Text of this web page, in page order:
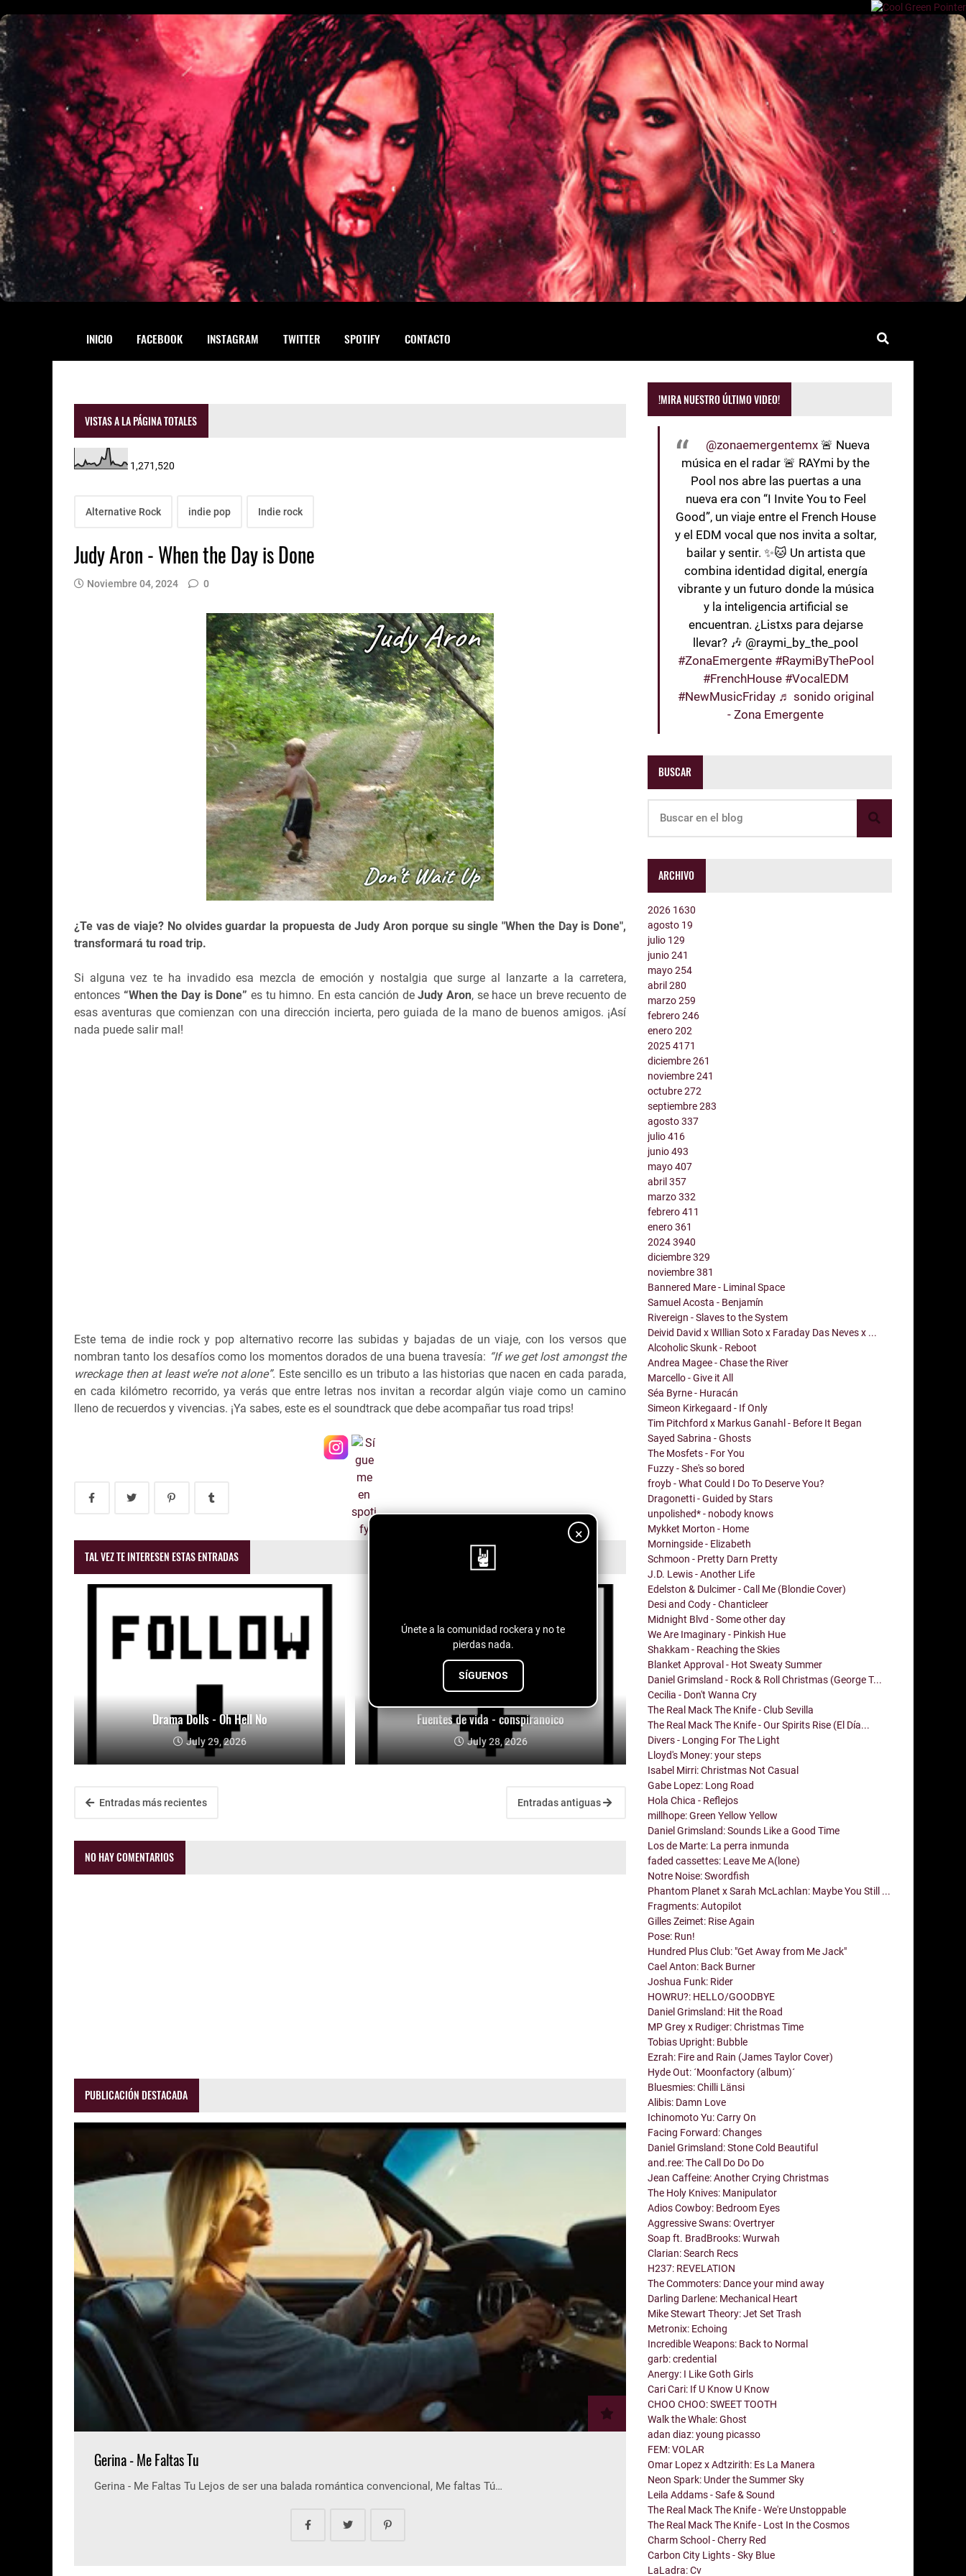
INICIO FACEBOOK INSTAGRAM TWITTER SPOTIFY CONTACTO
×
Únete a la comunidad rockera y no te
pierdas nada.
SÍGUENOS
VISTAS A LA PÁGINA TOTALES
1,271,520
Alternative Rock indie pop Indie rock
Judy Aron - When the Day is Done
Noviembre 04, 2024 0
¿Te vas de viaje? No olvides guardar la propuesta de Judy Aron porque su single "When the Day is Done",
transformará tu road trip.
Si alguna vez te ha invadido esa mezcla de emoción y nostalgia que surge al lanzarte a la carretera,
entonces “When the Day is Done” es tu himno. En esta canción deJudy Aron, se hace un breve recuento de
esas aventuras que comienzan con una dirección incierta, pero guiada de la mano de buenos amigos. ¡Así
nada puede salir mal!
Este tema de indie rock y pop alternativo recorre las subidas y bajadas de un viaje, con los versos que
nombran tanto los desafíos como los momentos dorados de una buena travesía: “If we get lost amongst the
wreckage then at least we’re not alone”. Este sencillo es un tributo a las historias que nacen en cada parada,
en cada kilómetro recorrido, ya verás que entre letras nos invitan a recordar algún viaje como un camino
lleno de recuerdos y vivencias. ¡Ya sabes, este es el soundtrack que debe acompañar tus road trips!
TAL VEZ TE INTERESEN ESTAS ENTRADAS
Drama Dolls - Oh Hell No
July 29, 2026
Fuentes de vida - conspiranoico
July 28, 2026
Entradas más recientes Entradas antiguas
NO HAY COMENTARIOS
PUBLICACIÓN DESTACADA
Gerina - Me Faltas Tu
Gerina - Me Faltas Tu Lejos de ser una balada romántica convencional, Me faltas Tú…
!MIRA NUESTRO ÚLTIMO VIDEO!
@zonaemergentemx 🚨 Nueva
música en el radar 🚨 RAYmi by the
Pool nos abre las puertas a una
nueva era con “I Invite You to Feel
Good”, un viaje entre el French House
y el EDM vocal que nos invita a soltar,
bailar y sentir. ✨🐱 Un artista que
combina identidad digital, energía
vibrante y un futuro donde la música
y la inteligencia artificial se
encuentran. ¿Listxs para dejarse
llevar? 🎶 @raymi_by_the_pool
#ZonaEmergente #RaymiByThePool
#FrenchHouse #VocalEDM
#NewMusicFriday ♬ sonido original
- Zona Emergente
BUSCAR
ARCHIVO
2026 1630
agosto 19
julio 129
junio241
mayo254
abril280
marzo259
febrero246
enero202
20254171
diciembre261
noviembre241
octubre272
septiembre283
agosto337
julio416
junio493
mayo407
abril357
marzo332
febrero411
enero361
20243940
diciembre329
noviembre381
Bannered Mare - Liminal Space
Samuel Acosta - Benjamín
Rivereign - Slaves to the System
Deivid David x WIllian Soto x Faraday Das Neves x ...
Alcoholic Skunk - Reboot
Andrea Magee - Chase the River
Marcello - Give it All
Séa Byrne - Huracán
Simeon Kirkegaard - If Only
Tim Pitchford x Markus Ganahl - Before It Began
Sayed Sabrina - Ghosts
The Mosfets - For You
Fuzzy - She's so bored
froyb - What Could I Do To Deserve You?
Dragonetti - Guided by Stars
unpolished* - nobody knows
Mykket Morton - Home
Morningside - Elizabeth
Schmoon - Pretty Darn Pretty
J.D. Lewis - Another Life
Edelston & Dulcimer - Call Me (Blondie Cover)
Desi and Cody - Chanticleer
Midnight Blvd - Some other day
We Are Imaginary - Pinkish Hue
Shakkam - Reaching the Skies
Blanket Approval - Hot Sweaty Summer
Daniel Grimsland - Rock & Roll Christmas (George T...
Cecilia - Don't Wanna Cry
The Real Mack The Knife - Club Sevilla
The Real Mack The Knife - Our Spirits Rise (El Día...
Divers - Longing For The Light
Lloyd's Money: your steps
Isabel Mirri: Christmas Not Casual
Gabe Lopez: Long Road
Hola Chica - Reflejos
millhope: Green Yellow Yellow
Daniel Grimsland: Sounds Like a Good Time
Los de Marte: La perra inmunda
faded cassettes: Leave Me A(lone)
Notre Noise: Swordfish
Phantom Planet x Sarah McLachlan: Maybe You Still ...
Fragments: Autopilot
Gilles Zeimet: Rise Again
Pose: Run!
Hundred Plus Club: "Get Away from Me Jack"
Cael Anton: Back Burner
Joshua Funk: Rider
HOWRU?: HELLO/GOODBYE
Daniel Grimsland: Hit the Road
MP Grey x Rudiger: Christmas Time
Tobias Upright: Bubble
Ezrah: Fire and Rain (James Taylor Cover)
Hyde Out: ´Moonfactory (album)´
Bluesmies: Chilli Länsi
Alibis: Damn Love
Ichinomoto Yu: Carry On
Facing Forward: Changes
Daniel Grimsland: Stone Cold Beautiful
and.ree: The Call Do Do Do
Jean Caffeine: Another Crying Christmas
The Holy Knives: Manipulator
Adios Cowboy: Bedroom Eyes
Aggressive Swans: Overtryer
Soap ft. BradBrooks: Wurwah
Clarian: Search Recs
H237: REVELATION
The Commoters: Dance your mind away
Darling Darlene: Mechanical Heart
Mike Stewart Theory: Jet Set Trash
Metronix: Echoing
Incredible Weapons: Back to Normal
garb: credential
Anergy: I Like Goth Girls
Cari Cari: If U Know U Know
CHOO CHOO: SWEET TOOTH
Walk the Whale: Ghost
adan diaz: young picasso
FEM: VOLAR
Omar Lopez x Adtzirith: Es La Manera
Neon Spark: Under the Summer Sky
Leila Addams - Safe & Sound
The Real Mack The Knife - We're Unstoppable
The Real Mack The Knife - Lost In the Cosmos
Charm School - Cherry Red
Carbon City Lights - Sky Blue
LaLadra: Cv